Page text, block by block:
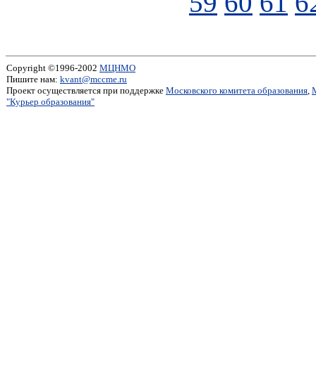
Copyright ©1996-2002 МЦНМО
Пишите нам: kvant@mccme.ru
Проект осуществляется при поддержке Московского комитета образования,
"Курьер образования"